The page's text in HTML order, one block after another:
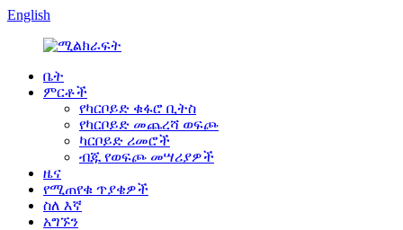
English
ቤት
ምርቶች
የካርቦይድ ቁፋሮ ቢትስ
የካርቦይድ መጨረሻ ወፍጮ
ካርቦይድ ሪመሮች
ብጁ የወፍጮ መሣሪያዎች
ዜና
የሚጠየቁ ጥያቄዎች
ስለ እኛ
አግኙን